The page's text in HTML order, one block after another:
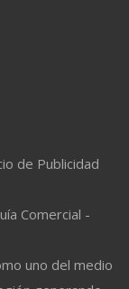
de Publicidad
Comercial -
uno del medio